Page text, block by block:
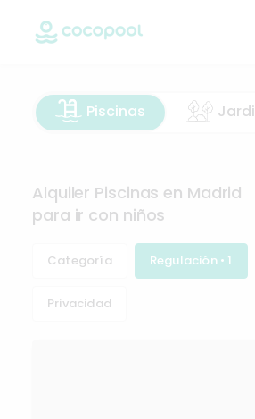
Piscinas
Alquiler Piscinas en Madrid
para ir con niños
Categoría Regulación • 1
Privacidad